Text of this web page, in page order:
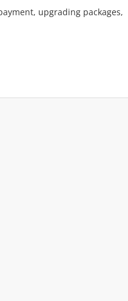
upgrading packages,